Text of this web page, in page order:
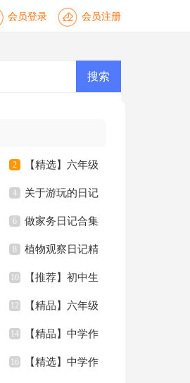
会员登录 会员注册
2 【精选】六年级
年的作文300字8篇
4 关于游玩的日记
15篇
6 做家务日记合集
15篇
8 植物观察日记精
选15篇
10 【推荐】初中生
的作文三篇
12 【精品】六年级
年的作文3篇
14 【精品】中学作
文汇总九篇
16 【精选】中学作